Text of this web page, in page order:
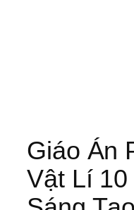
Giáo Án
Vật Lí